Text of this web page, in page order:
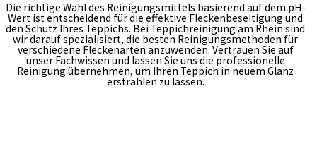
Die richtige Wahl des Reinigungsmittels basierend auf dem pH-
Wert ist entscheidend für die effektive Fleckenbeseitigung und
den Schutz Ihres Teppichs. Bei Teppichreinigung am Rhein sind
wir darauf spezialisiert, die besten Reinigungsmethoden für
verschiedene Fleckenarten anzuwenden. Vertrauen Sie auf
unser Fachwissen und lassen Sie uns die professionelle
Reinigung übernehmen, um Ihren Teppich in neuem Glanz
erstrahlen zu lassen.